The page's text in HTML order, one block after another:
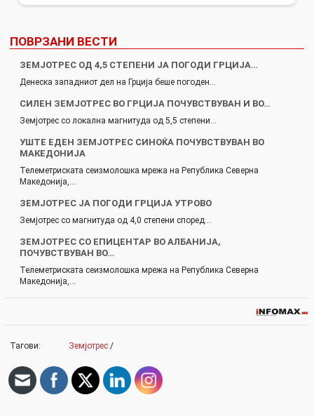
ПОВРЗАНИ ВЕСТИ
ЗЕМЈОТРЕС ОД 4,5 СТЕПЕНИ ЈА ПОГОДИ ГРЦИЈА…
Денеска западниот дел на Грција беше погоден…
СИЛЕН ЗЕМЈОТРЕС ВО ГРЦИЈА ПОЧУВСТВУВАН И ВО…
Земјотрес со локална магнитуда од 5,5 степени…
УШТЕ ЕДЕН ЗЕМЈОТРЕС СИНОЌА ПОЧУВСТВУВАН ВО
МАКЕДОНИЈА
Телеметриската сеизмолошка мрежа на Република Северна
Македонија,…
ЗЕМЈОТРЕС ЈА ПОГОДИ ГРЦИЈА УТРОВО
Земјотрес со магнитуда од 4,0 степени според…
ЗЕМЈОТРЕС СО ЕПИЦЕНТАР ВО АЛБАНИЈА,
ПОЧУВСТВУВАН ВО…
Телеметриската сеизмолошка мрежа на Република Северна
Македонија,…
Тагови: Земјотрес /